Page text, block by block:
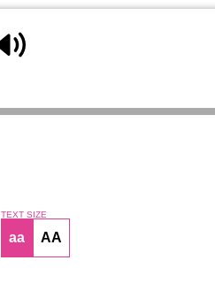
TEXT SIZE
aa AA